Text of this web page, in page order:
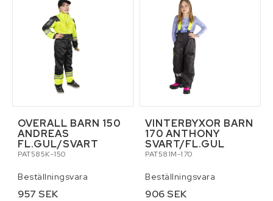
OVERALL BARN 150
ANDREAS
FL.GUL/SVART
PAT585K-150
Beställningsvara
957 SEK
VINTERBYXOR BARN
170 ANTHONY
SVART/FL.GUL
PAT581M-170
Beställningsvara
906 SEK